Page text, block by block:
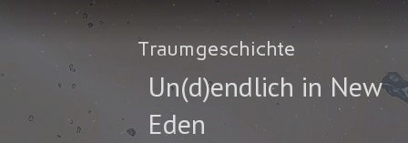
Traumgeschichte
Un(d)endlich in New
Eden